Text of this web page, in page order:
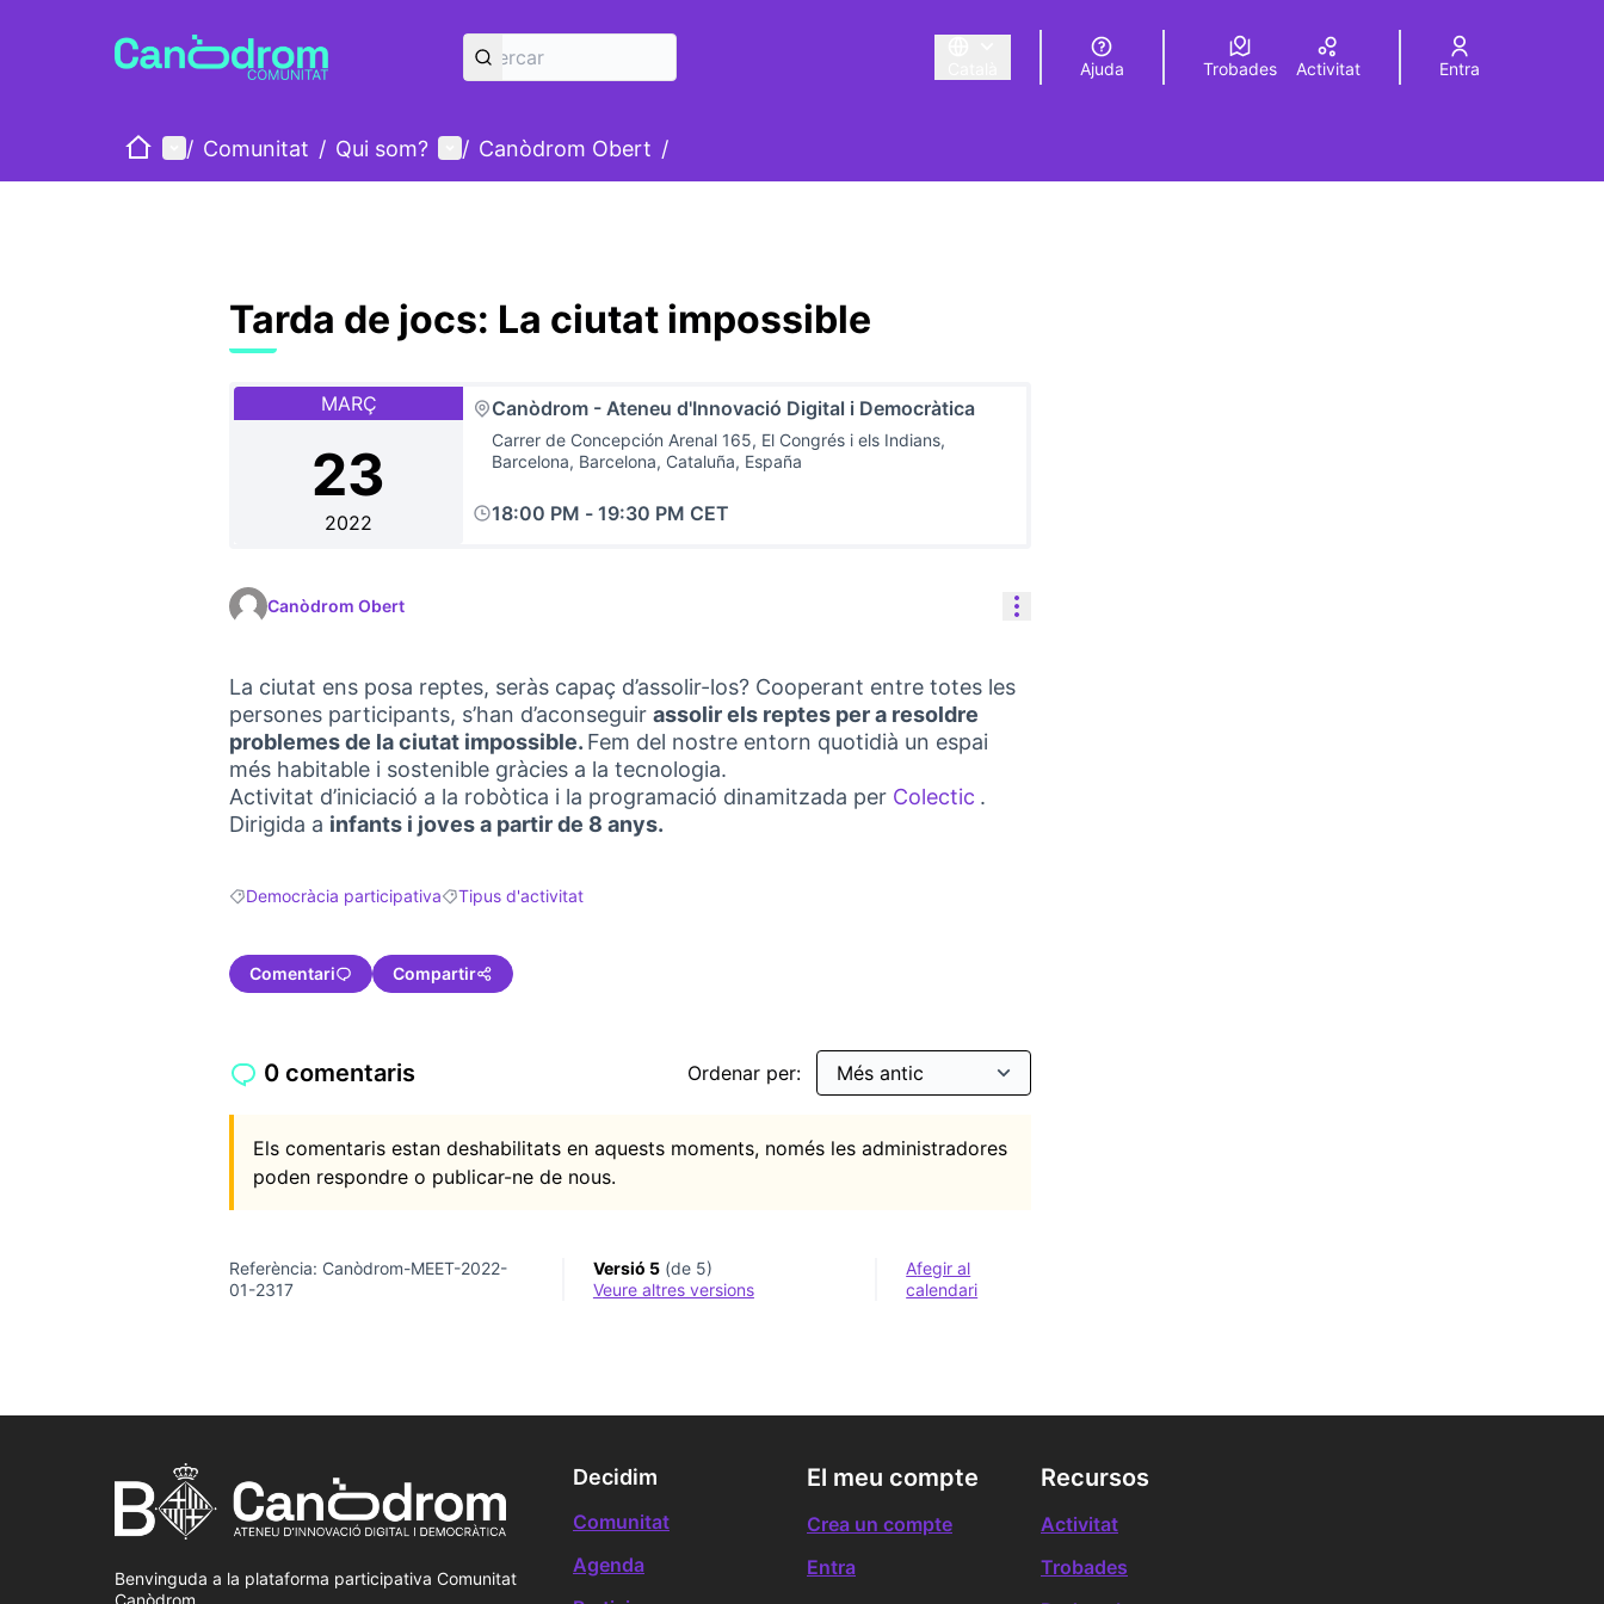
Triar la llengua Elegir el idioma Choose language
Ajuda Trobades Activitat Entra
IniciMenú principal
/ Comunitat / Qui som? Menú d'usuari
/ Canòdrom Obert /
Tarda de jocs: La ciutat impossible
MARÇ
23
2022
Canòdrom - Ateneu d'Innovació Digital i Democràtica
Carrer de Concepción Arenal 165, El Congrés i els Indians,
Barcelona, Barcelona, Cataluña, España
18:00 PM - 19:30 PM CET
Canòdrom Obert Controls de recursos
La ciutat ens posa reptes, seràs capaç d’assolir-los? Cooperant entre totes les
persones participants, s’han d’aconseguir assolir els reptes per a resoldre
problemes de la ciutat impossible. Fem del nostre entorn quotidià un espai
més habitable i sostenible gràcies a la tecnologia.
Activitat d’iniciació a la robòtica i la programació dinamitzada per Colectic .
Dirigida a infants i joves a partir de 8 anys.
Resultats en filtrar per: Democràcia participativa
Democràcia participativaResultats en filtrar per: Tipus d'activitat
Tipus d'activitat
Comentari Compartir
0 comentaris Ordenar per:
Els comentaris estan deshabilitats en aquests moments, només les administradores
poden respondre o publicar-ne de nous.
Referència: Canòdrom-MEET-2022-
01-2317
Versió 5(de 5)
veure altres versions
Afegir al
calendari
Benvinguda a la plataforma participativa Comunitat
Canòdrom.
Decidim
Comunitat
Agenda
El meu compte
Crea un compte
Entra
Recursos
Activitat
Trobades